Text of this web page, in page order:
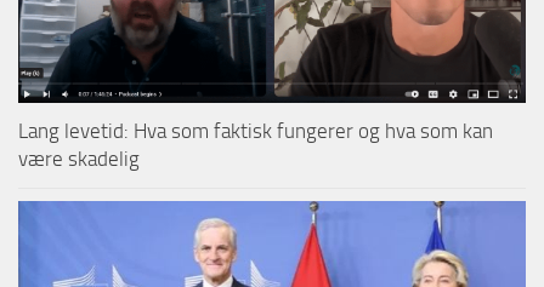
Lang levetid: Hva som faktisk fungerer og hva som kan
være skadelig